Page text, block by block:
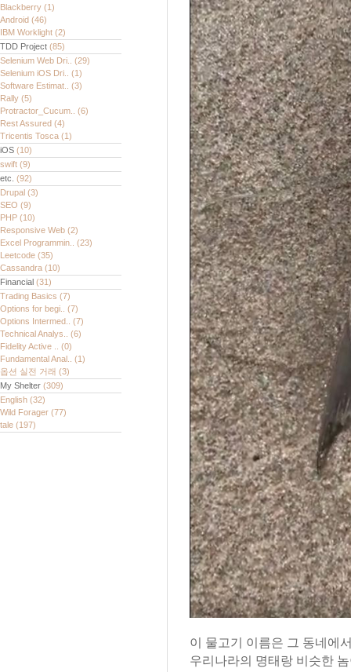
Blackberry (1)
Android (46)
IBM Worklight (2)
TDD Project (85)
Selenium Web Dri.. (29)
Selenium iOS Dri.. (1)
Software Estimat.. (3)
Rally (5)
Protractor_Cucum.. (6)
Rest Assured (4)
Tricentis Tosca (1)
iOS (10)
swift (9)
etc. (92)
Drupal (3)
SEO (9)
PHP (10)
Responsive Web (2)
Excel Programmin.. (23)
Leetcode (35)
Cassandra (10)
Financial (31)
Trading Basics (7)
Options for begi.. (7)
Options Intermed.. (7)
Technical Analys.. (6)
Fidelity Active .. (0)
Fundamental Anal.. (1)
옵션 실전 거래 (3)
My Shelter (309)
English (32)
Wild Forager (77)
tale (197)
이 물고기 이름은 그 동네에
우리나라의 명태랑 비슷한